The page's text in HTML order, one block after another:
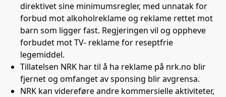
direktivet sine minimumsregler, med unnatak for
forbud mot alkoholreklame og reklame rettet mot
barn som ligger fast. Regjeringen vil og oppheve
forbudet mot TV- reklame for reseptfrie
legemiddel.
Tillatelsen NRK har til å ha reklame på nrk.no blir
fjernet og omfanget av sponsing blir avgrensa.
NRK kan videreføre andre kommersielle aktiviteter,